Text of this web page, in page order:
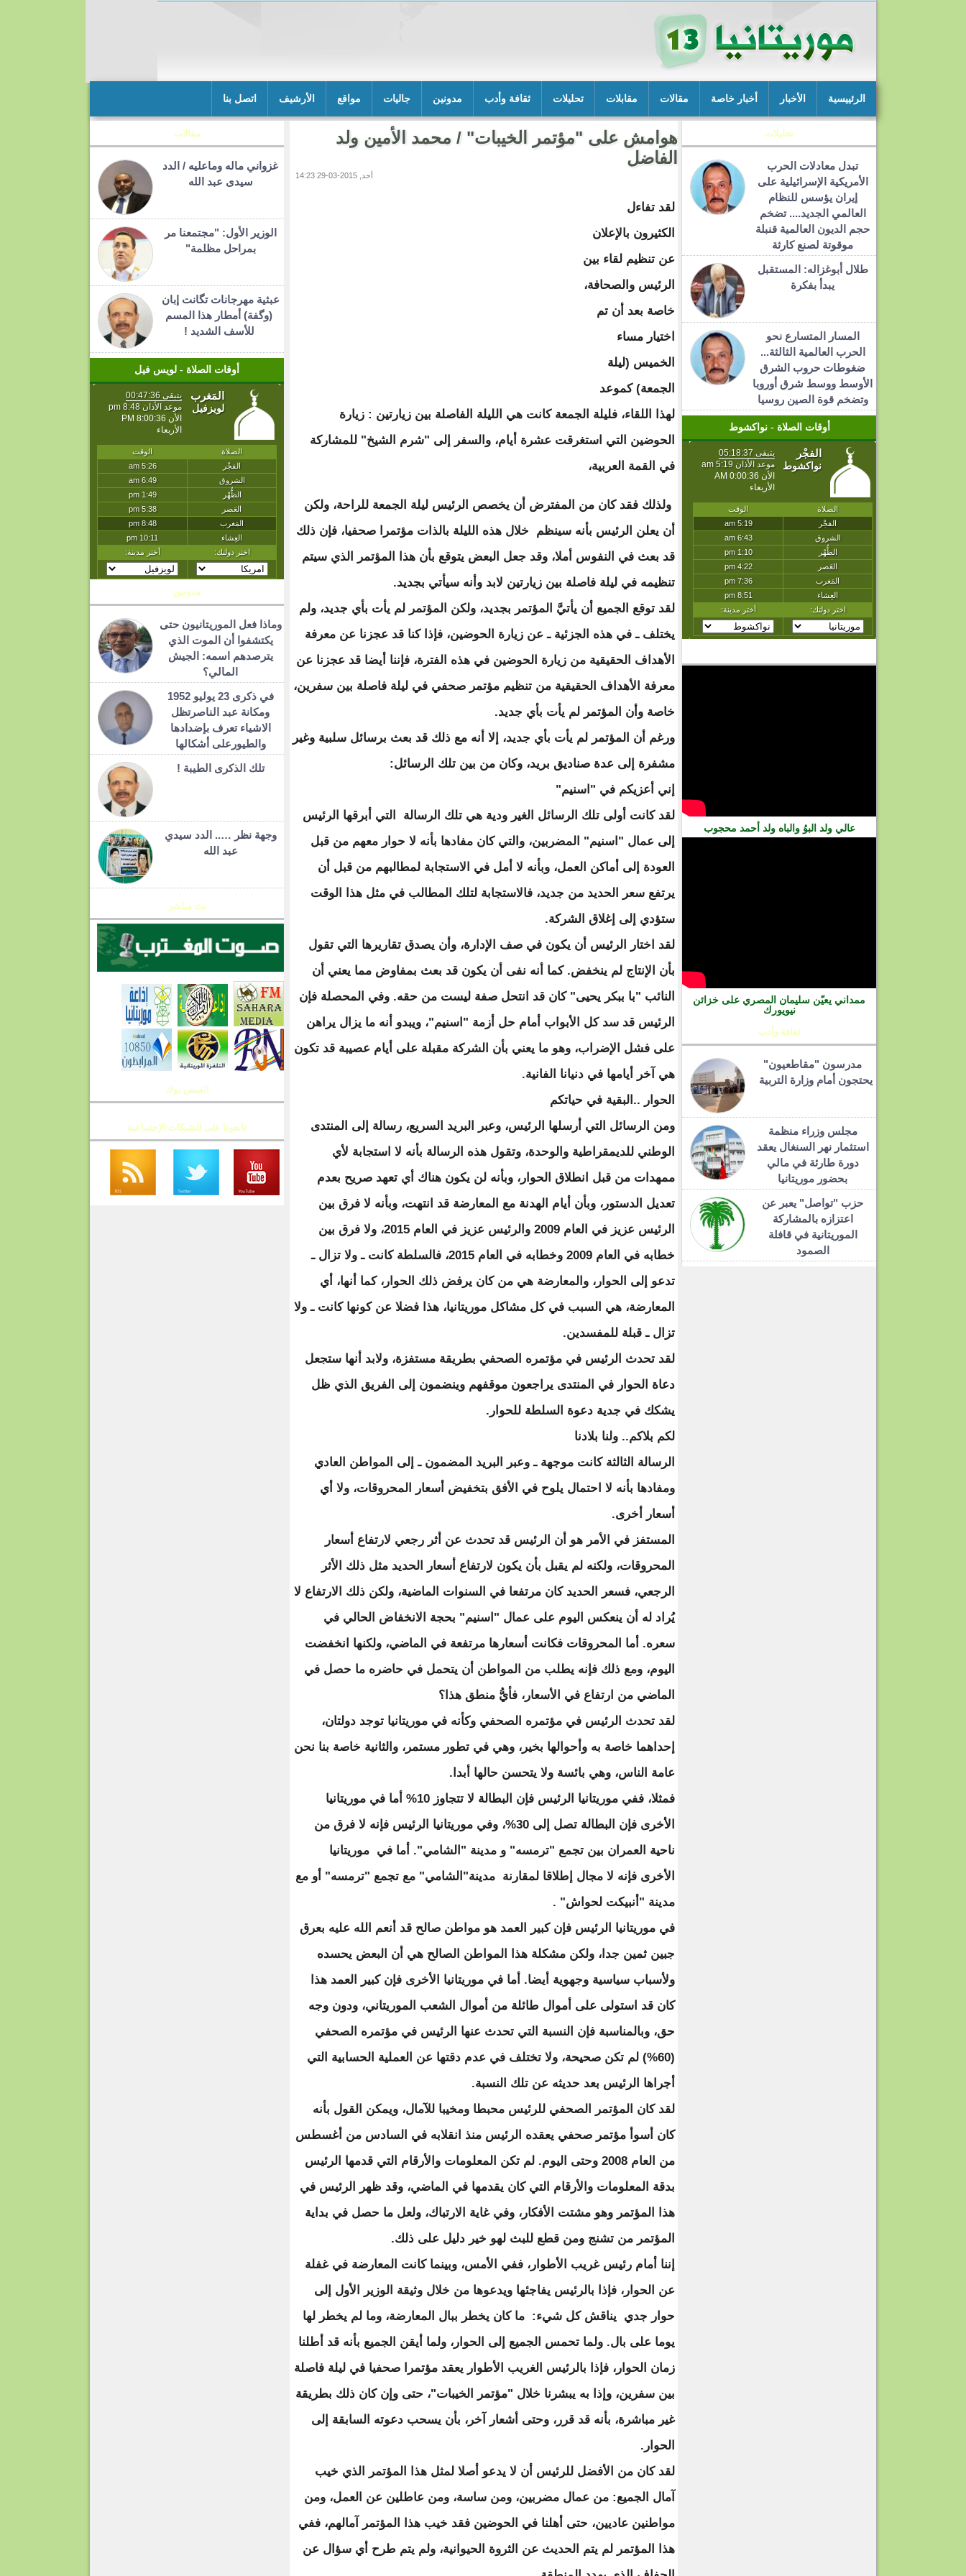
الرئييسية الأخبار أخبار خاصة مقالات مقابلات تحليلات ثقافة وأدب مدونين جاليات مواقع الأرشيف اتصل بنا
تحليلات
تبدل معادلات الحرب
الأمريكية الإسرائيلية على
إيران يؤسس للنظام
العالمي الجديد.... تضخم
حجم الديون العالمية قنبلة
موقوتة لصنع كارثة
طلال أبوغزاله: المستقبل
يبدأ بفكرة
المسار المتسارع نحو
الحرب العالمية الثالثة...
ضغوطات حروب الشرق
الأوسط ووسط شرق أوروبا
وتضخم قوة الصين روسيا
أوقات الصلاة - نواكشوط
عالي ولد البوُ والباه ولد أحمد محجوب
ممداني يعيّن سليمان المصري على خزائن
نيويورك
ثقافة وأدب
مدرسون "مقاطعيون"
يحتجون أمام وزارة التربية
مجلس وزراء منظمة
استثمار نهر السنغال يعقد
دورة طارئة في مالي
بحضور موريتانيا
حزب "تواصل" يعبر عن
اعتزازه بالمشاركة
الموريتانية في قافلة
الصمود
هوامش على "مؤتمر الخيبات" / محمد الأمين ولد
الفاضل
أحد, 2015-03-29 14:23
لقد تفاءل
الكثيرون بالإعلان
عن تنظيم لقاء بين
الرئيس والصحافة،
خاصة بعد أن تم
اختيار مساء
الخميس (ليلة
الجمعة) كموعد
لهذا اللقاء، فليلة الجمعة كانت هي الليلة الفاصلة بين زيارتين : زيارة
الحوضين التي استغرقت عشرة أيام، والسفر إلى "شرم الشيخ" للمشاركة
في القمة العربية،
ولذلك فقد كان من المفترض أن يخصص الرئيس ليلة الجمعة للراحة، ولكن
أن يعلن الرئيس بأنه سينظم خلال هذه الليلة بالذات مؤتمرا صحفيا، فإن ذلك
قد بعث في النفوس أملا، وقد جعل البعض يتوقع بأن هذا المؤتمر الذي سيتم
تنظيمه في ليلة فاصلة بين زيارتين لابد وأنه سيأتي بجديد.
لقد توقع الجميع أن يأتيَّ المؤتمر بجديد، ولكن المؤتمر لم يأت بأي جديد، ولم
يختلف ـ في هذه الجزئية ـ عن زيارة الحوضين، فإذا كنا قد عجزنا عن معرفة
الأهداف الحقيقية من زيارة الحوضين في هذه الفترة، فإننا أيضا قد عجزنا عن
معرفة الأهداف الحقيقية من تنظيم مؤتمر صحفي في ليلة فاصلة بين سفرين،
خاصة وأن المؤتمر لم يأت بأي جديد.
ورغم أن المؤتمر لم يأت بأي جديد، إلا أنه مع ذلك قد بعث برسائل سلبية وغير
مشفرة إلى عدة صناديق بريد، وكان من بين تلك الرسائل:
إني أعزيكم في "اسنيم"
لقد كانت أولى تلك الرسائل الغير ودية هي تلك الرسالة التي أبرقها الرئيس
إلى عمال "اسنيم" المضربين، والتي كان مفادها بأنه لا حوار معهم من قبل
العودة إلى أماكن العمل، وبأنه لا أمل في الاستجابة لمطالبهم من قبل أن
يرتفع سعر الحديد من جديد، فالاستجابة لتلك المطالب في مثل هذا الوقت
ستؤدي إلى إغلاق الشركة.
لقد اختار الرئيس أن يكون في صف الإدارة، وأن يصدق تقاريرها التي تقول
بأن الإنتاج لم ينخفض. كما أنه نفى أن يكون قد بعث بمفاوض مما يعني أن
النائب "با ببكر يحيى" كان قد انتحل صفة ليست من حقه. وفي المحصلة فإن
الرئيس قد سد كل الأبواب أمام حل أزمة "اسنيم"، ويبدو أنه ما يزال يراهن
على فشل الإضراب، وهو ما يعني بأن الشركة مقبلة على أيام عصيبة قد تكون
هي آخر أيامها في دنيانا الفانية.
الحوار ..البقية في حياتكم
ومن الرسائل التي أرسلها الرئيس، وعبر البريد السريع، رسالة إلى المنتدى
الوطني للديمقراطية والوحدة، وتقول هذه الرسالة بأنه لا استجابة لأي
ممهدات من قبل انطلاق الحوار، وبأنه لن يكون هناك أي تعهد صريح بعدم
تعديل الدستور، وبأن أيام الهدنة مع المعارضة قد انتهت، وبأنه لا فرق بين
الرئيس عزيز في العام 2009 والرئيس عزيز في العام 2015، ولا فرق بين
خطابه في العام 2009 وخطابه في العام 2015، فالسلطة كانت ـ ولا تزال ـ
تدعو إلى الحوار، والمعارضة هي من كان يرفض ذلك الحوار، كما أنها، أي
المعارضة، هي السبب في كل مشاكل موريتانيا، هذا فضلا عن كونها كانت ـ ولا
تزال ـ قبلة للمفسدين.
لقد تحدث الرئيس في مؤتمره الصحفي بطريقة مستفزة، ولابد أنها ستجعل
دعاة الحوار في المنتدى يراجعون موقفهم وينضمون إلى الفريق الذي ظل
يشكك في جدية دعوة السلطة للحوار.
لكم بلاكم.. ولنا بلادنا
الرسالة الثالثة كانت موجهة ـ وعبر البريد المضمون ـ إلى المواطن العادي
ومفادها بأنه لا احتمال يلوح في الأفق بتخفيض أسعار المحروقات، ولا أي
أسعار أخرى.
المستفز في الأمر هو أن الرئيس قد تحدث عن أثر رجعي لارتفاع أسعار
المحروقات، ولكنه لم يقبل بأن يكون لارتفاع أسعار الحديد مثل ذلك الأثر
الرجعي، فسعر الحديد كان مرتفعا في السنوات الماضية، ولكن ذلك الارتفاع لا
يُراد له أن ينعكس اليوم على عمال "اسنيم" بحجة الانخفاض الحالي في
سعره. أما المحروقات فكانت أسعارها مرتفعة في الماضي، ولكنها انخفضت
اليوم، ومع ذلك فإنه يطلب من المواطن أن يتحمل في حاضره ما حصل في
الماضي من ارتفاع في الأسعار، فأيُّ منطق هذا؟
لقد تحدث الرئيس في مؤتمره الصحفي وكأنه في موريتانيا توجد دولتان،
إحداهما خاصة به وأحوالها بخير، وهي في تطور مستمر، والثانية خاصة بنا نحن
عامة الناس، وهي بائسة ولا يتحسن حالها أبدا.
فمثلا، ففي موريتانيا الرئيس فإن البطالة لا تتجاوز 10% أما في موريتانيا
الأخرى فإن البطالة تصل إلى 30%، وفي موريتانيا الرئيس فإنه لا فرق من
ناحية العمران بين تجمع "ترمسه" و مدينة "الشامي". أما في موريتانيا
الأخرى فإنه لا مجال إطلاقا لمقارنة مدينة"الشامي" مع تجمع "ترمسه" أو مع
مدينة "أنبيكت لحواش" .
في موريتانيا الرئيس فإن كبير العمد هو مواطن صالح قد أنعم الله عليه بعرق
جبين ثمين جدا، ولكن مشكلة هذا المواطن الصالح هي أن البعض يحسده
ولأسباب سياسية وجهوية أيضا. أما في موريتانيا الأخرى فإن كبير العمد هذا
كان قد استولى على أموال طائلة من أموال الشعب الموريتاني، ودون وجه
حق، وبالمناسبة فإن النسبة التي تحدث عنها الرئيس في مؤتمره الصحفي
(60%) لم تكن صحيحة، ولا تختلف في عدم دقتها عن العملية الحسابية التي
أجراها الرئيس بعد حديثه عن تلك النسبة.
لقد كان المؤتمر الصحفي للرئيس محبطا ومخيبا للآمال، ويمكن القول بأنه
كان أسوأ مؤتمر صحفي يعقده الرئيس منذ انقلابه في السادس من أغسطس
من العام 2008 وحتى اليوم. لم تكن المعلومات والأرقام التي قدمها الرئيس
بدقة المعلومات والأرقام التي كان يقدمها في الماضي، وقد ظهر الرئيس في
هذا المؤتمر وهو مشتت الأفكار، وفي غاية الارتباك، ولعل ما حصل في بداية
المؤتمر من تشنج ومن قطع للبث لهو خير دليل على ذلك.
إننا أمام رئيس غريب الأطوار، ففي الأمس، وبينما كانت المعارضة في غفلة
عن الحوار، فإذا بالرئيس يفاجئها ويدعوها من خلال وثيقة الوزير الأول إلى
حوار جدي يناقش كل شيء: ما كان يخطر ببال المعارضة، وما لم يخطر لها
يوما على بال. ولما تحمس الجميع إلى الحوار، ولما أيقن الجميع بأنه قد أطلنا
زمان الحوار، فإذا بالرئيس الغريب الأطوار يعقد مؤتمرا صحفيا في ليلة فاصلة
بين سفرين، وإذا به يبشرنا خلال "مؤتمر الخيبات"، حتى وإن كان ذلك بطريقة
غير مباشرة، بأنه قد قرر، وحتى أشعار آخر، بأن يسحب دعوته السابقة إلى
الحوار.
لقد كان من الأفضل للرئيس أن لا يدعو أصلا لمثل هذا المؤتمر الذي خيب
آمال الجميع: من عمال مضربين، ومن ساسة، ومن عاطلين عن العمل، ومن
مواطنين عاديين، حتى أهلنا في الحوضين فقد خيب هذا المؤتمر آمالهم، ففي
هذا المؤتمر لم يتم الحديث عن الثروة الحيوانية، ولم يتم طرح أي سؤال عن
مقالات
غزواني ماله وماعليه / الدد
سيدى عبد الله
الوزير الأول: "مجتمعنا مر
بمراحل مظلمة"
عبثية مهرجانات تگانت إبان
(وگفة) أمطار هذا المسم
للأسف الشديد !
أوقات الصلاة - لويس فيل
مدونين
وماذا فعل الموريتانيون حتى
يكتشفوا أن الموت الذي
يترصدهم اسمه: الجيش
المالي؟
في ذكرى 23 يوليو 1952
ومكانة عبد الناصرتظل
الاشياء تعرف بإضدادها
والطيورعلى أشكالها
تلك الذكرى الطيبة !
وجهة نظر ….. الدد سيدي
عبد الله
بث مباشر
الفيس بوك
تابعونا على الشبكات الإجتماعية